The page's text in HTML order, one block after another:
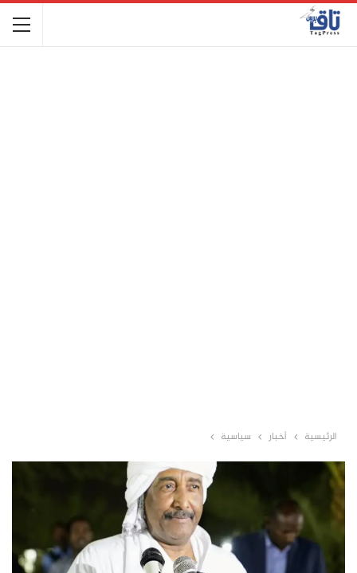
الرئيسية أخبار سياسية